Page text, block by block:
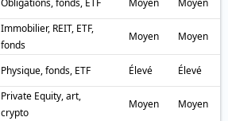
Obligations, fonds, ETF Moyen Moyen
Immobilier, REIT, ETF,
fonds
Moyen Moyen
Physique, fonds, ETF Élevé Élevé
Private Equity, art,
crypto
Moyen Moyen